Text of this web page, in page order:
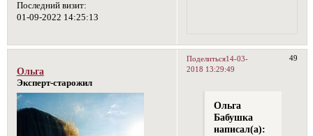
Последний визит:
01-09-2022 14:25:13
Поделиться 49
14-03-
2018 13:29:49
Ольга
Эксперт-старожил
Ольга
Бабушка
написал(а):